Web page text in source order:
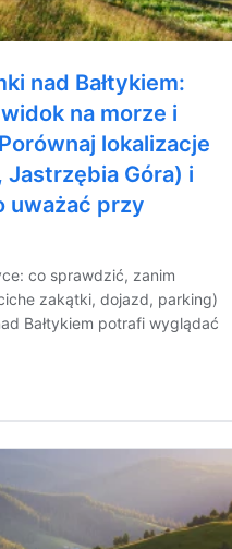
nad Bałtykiem:
na morze i
lokalizacje
Jastrzębia Góra) i
uważać przy
co sprawdzić, zanim
zakątki, dojazd, parking)
Bałtykiem potrafi wyglądać